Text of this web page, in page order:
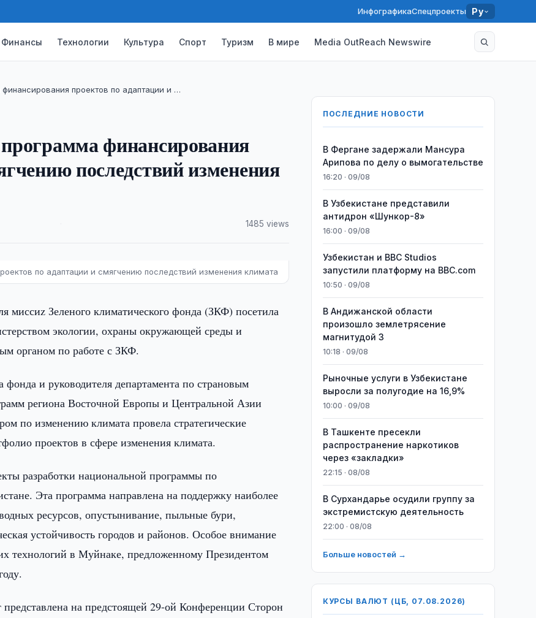
ИнфографикаСпецпроекты Ру
Финансы Технологии Культура Спорт Туризм В мире Media OutReach Newswire
проектов по адаптации и …
финансирования
последствий изменения
1485 views
по адаптации и смягчению последствий изменения климата
миссиz Зеленого климатического фонда (ЗКФ) посетила
экологии, охраны окружающей среды и
органом по работе с ЗКФ.
фонда и руководителя департамента по страновым
региона Восточной Европы и Центральной Азии
по изменению климата провела стратегические
проектов в сфере изменения климата.
разработки национальной программы по
Эта программа направлена на поддержку наиболее
ресурсов, опустынивание, пыльные бури,
устойчивость городов и районов. Особое внимание
технологий в Муйнаке, предложенному Президентом
представлена на предстоящей 29-ой Конференции Сторон
ПОСЛЕДНИЕ НОВОСТИ
В Фергане задержали Мансура
Арипова по делу о вымогательстве
16:20 · 09/08
В Узбекистане представили
антидрон «Шункор-8»
16:00 · 09/08
Узбекистан и BBC Studios
запустили платформу на BBC.com
10:50 · 09/08
В Андижанской области
произошло землетрясение
магнитудой 3
10:18 · 09/08
Рыночные услуги в Узбекистане
выросли за полугодие на 16,9%
10:00 · 09/08
В Ташкенте пресекли
распространение наркотиков
через «закладки»
22:15 · 08/08
В Сурхандарье осудили группу за
экстремистскую деятельность
22:00 · 08/08
Больше новостей →
КУРСЫ ВАЛЮТ (ЦБ, 07.08.2026)